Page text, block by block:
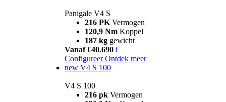
Panigale V4 S
216 PK Vermogen
120,9 Nm Koppel
187 kg gewicht
Vanaf €40.690 i
Configureer Ontdek meer
new V4 S 100
V4 S 100
216 pk Vermogen